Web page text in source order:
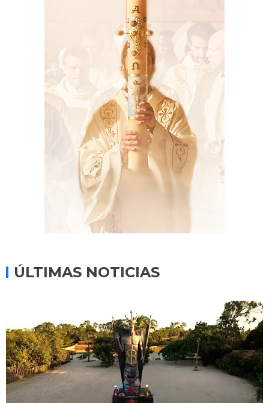
ÚLTIMAS NOTICIAS